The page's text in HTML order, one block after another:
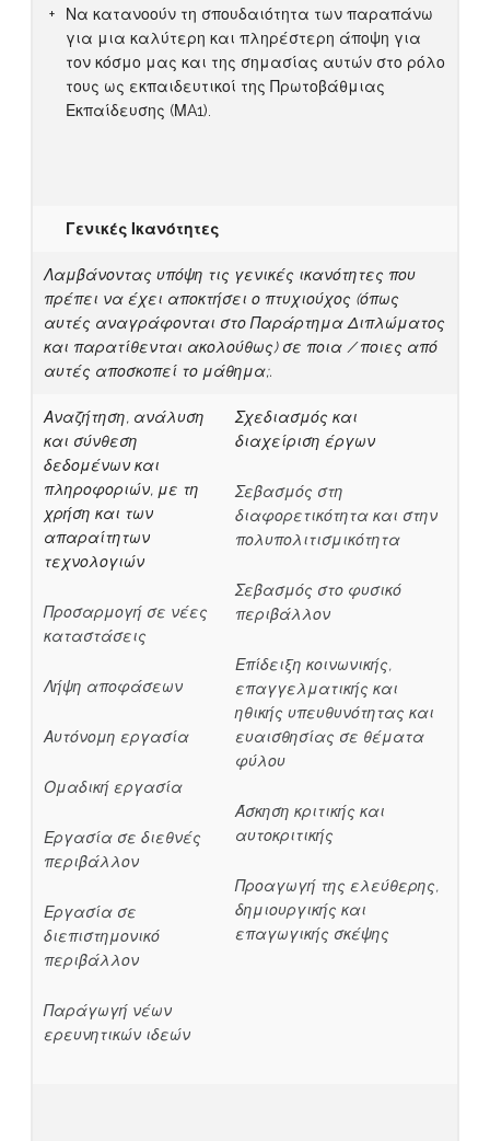
Να κατανοούν τη σπουδαιότητα των παραπάνω
για μια καλύτερη και πληρέστερη άποψη για
τον κόσμο μας και της σημασίας αυτών στο ρόλο
τους ως εκπαιδευτικοί της Πρωτοβάθμιας
Εκπαίδευσης (ΜA1).
Γενικές Ικανότητες
Λαμβάνοντας υπόψη τις γενικές ικανότητες που
πρέπει να έχει αποκτήσει ο πτυχιούχος (όπως
αυτές αναγράφονται στο Παράρτημα Διπλώματος
και παρατίθενται ακολούθως) σε ποια / ποιες από
αυτές αποσκοπεί το μάθημα;.
Αναζήτηση, ανάλυση
και σύνθεση
δεδομένων και
πληροφοριών, με τη
χρήση και των
απαραίτητων
τεχνολογιών
Προσαρμογή σε νέες
καταστάσεις
Λήψη αποφάσεων
Αυτόνομη εργασία
Ομαδική εργασία
Εργασία σε διεθνές
περιβάλλον
Εργασία σε
διεπιστημονικό
περιβάλλον
Παράγωγή νέων
ερευνητικών ιδεών
Σχεδιασμός και
διαχείριση έργων
Σεβασμός στη
διαφορετικότητα και στην
πολυπολιτισμικότητα
Σεβασμός στο φυσικό
περιβάλλον
Επίδειξη κοινωνικής,
επαγγελματικής και
ηθικής υπευθυνότητας και
ευαισθησίας σε θέματα
φύλου
Άσκηση κριτικής και
αυτοκριτικής
Προαγωγή της ελεύθερης,
δημιουργικής και
επαγωγικής σκέψης